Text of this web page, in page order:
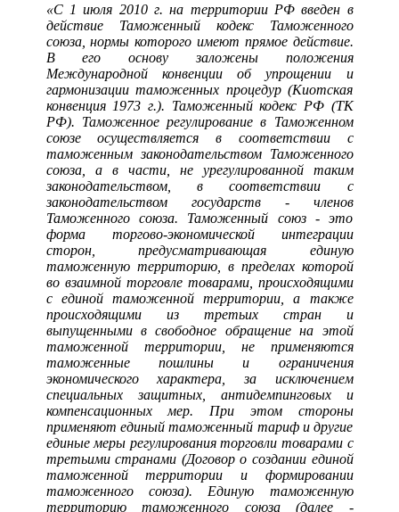
«С 1 июля 2010 г. на территории РФ введен в
действие Таможенный кодекс Таможенного
союза, нормы которого имеют прямое действие.
В его основу заложены положения
Международной конвенции об упрощении и
гармонизации таможенных процедур (Киотская
конвенция 1973 г.). Таможенный кодекс РФ (ТК
РФ). Таможенное регулирование в Таможенном
союзе осуществляется в соответствии с
таможенным законодательством Таможенного
союза, а в части, не урегулированной таким
законодательством, в соответствии с
законодательством государств - членов
Таможенного союза. Таможенный союз - это
форма торгово-экономической интеграции
сторон, предусматривающая единую
таможенную территорию, в пределах которой
во взаимной торговле товарами, происходящими
с единой таможенной территории, а также
происходящими из третьих стран и
выпущенными в свободное обращение на этой
таможенной территории, не применяются
таможенные пошлины и ограничения
экономического характера, за исключением
специальных защитных, антидемпинговых и
компенсационных мер. При этом стороны
применяют единый таможенный тариф и другие
единые меры регулирования торговли товарами с
третьими странами (Договор о создании единой
таможенной территории и формировании
таможенного союза). Единую таможенную
территорию таможенного союза (далее -